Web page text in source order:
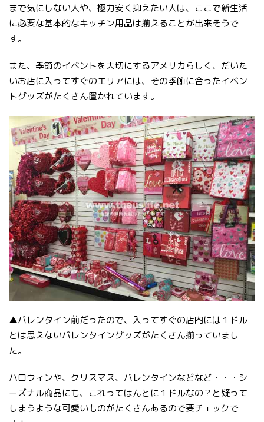
まで気にしない人や、極力安く抑えたい人は、ここで新生活
に必要な基本的なキッチン用品は揃えることが出来そうで
す。
また、季節のイベントを大切にするアメリカらしく、だいた
いお店に入ってすぐのエリアには、その季節に合ったイベン
トグッズがたくさん置かれています。
▲バレンタイン前だったので、入ってすぐの店内には１ドル
とは思えないバレンタイングッズがたくさん揃っていまし
た。
ハロウィンや、クリスマス、バレンタインなどなど・・・シ
ーズナル商品にも、これってほんとに１ドルなの？と疑って
しまうような可愛いものがたくさんあるので要チェックで